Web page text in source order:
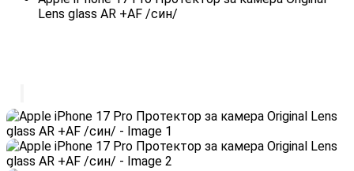
Lens glass AR +AF /син/